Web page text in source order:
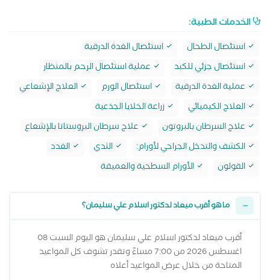
الخدمات الطبية:
استئصال الطحال
استئصال الغدة الدرقية
استئصال جزئي للكبد
عملية استئصال الرحم بالمنظار
عملية الغدة الدرقية
استئصال الورم
العلاج الإشعاعي
العلاج الكيميائي
زراعة الخلايا الجذعية
علاج السرطان بالبروتون
علاج سرطان البروستاتا بالإشعاع
الكشف والتدخل الجراحي لأورام:
الثدي
الغدد
القولون
الأورام السطحية والعميقة
ما هو أقرب ميعاد لدكتور اسلام علي سليمان؟
أقرب ميعاد لدكتور اسلام علي سليمان هو اليوم السبت 08
اغسطس 2026 من 7:00 مساءً وتقدر تشوف كل المواعيد
المتاحة من خلال عرض المواعيد أعلاه